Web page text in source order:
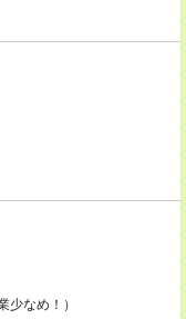
なめ！）